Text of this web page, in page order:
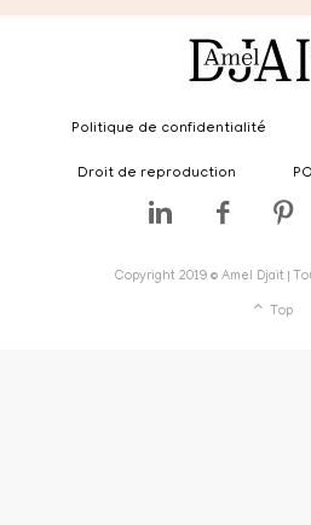
Politique de confidentialité
Droit de reproduction
Copyright 2019 © Amel Djait |
Top